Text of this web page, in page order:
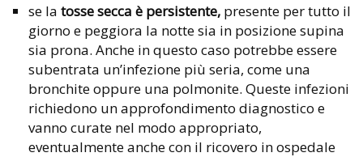
se la tosse secca è persistente, presente per tutto il
giorno e peggiora la notte sia in posizione supina
sia prona. Anche in questo caso potrebbe essere
subentrata un’infezione più seria, come una
bronchite oppure una polmonite. Queste infezioni
richiedono un approfondimento diagnostico e
vanno curate nel modo appropriato,
eventualmente anche con il ricovero in ospedale